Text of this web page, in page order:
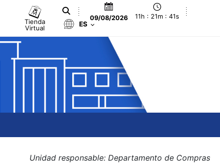
Tienda
Virtual
09/08/2026 11h : 21m : 42s
ES
Unidad responsable: Departamento de Compras